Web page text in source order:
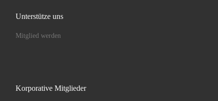
Unterstütze uns
Mitglied werden
Korporative Mitglieder